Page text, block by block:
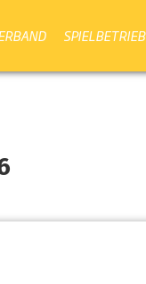
SPIELBETRIEB